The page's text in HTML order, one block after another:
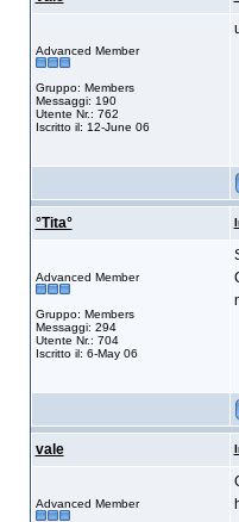
Advanced Member
Gruppo: Members
Messaggi: 190
Utente Nr.: 762
Iscritto il: 12-June 06
°Tita°
Advanced Member
Gruppo: Members
Messaggi: 294
Utente Nr.: 704
Iscritto il: 6-May 06
vale
Advanced Member